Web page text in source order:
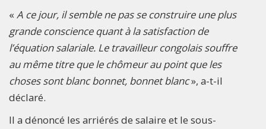
« A ce jour, il semble ne pas se construire une plus
grande conscience quant à la satisfaction de
l’équation salariale. Le travailleur congolais souffre
au même titre que le chômeur au point que les
choses sont blanc bonnet, bonnet blanc», a-t-il
déclaré.
Il a dénoncé les arriérés de salaire et le sous-